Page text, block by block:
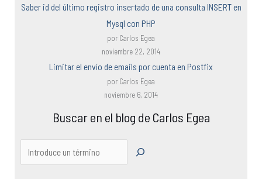
Saber id del último registro insertado de una consulta INSERT en
Mysql con PHP
por Carlos Egea
noviembre 22, 2014
Limitar el envío de emails por cuenta en Postfix
por Carlos Egea
noviembre 6, 2014
Buscar en el blog de Carlos Egea